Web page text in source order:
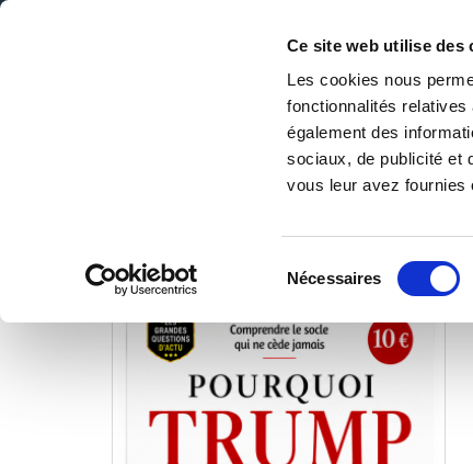
Ce site web utilise des
Les cookies nous
fonctionnalités
également des
sociaux, de publicité et
vous leur avez fournies
Nécessaires
DE LA PAGE BLANCHE... AU BEST SELLER
/ Essais / Essais politiques /
LES LIVRES